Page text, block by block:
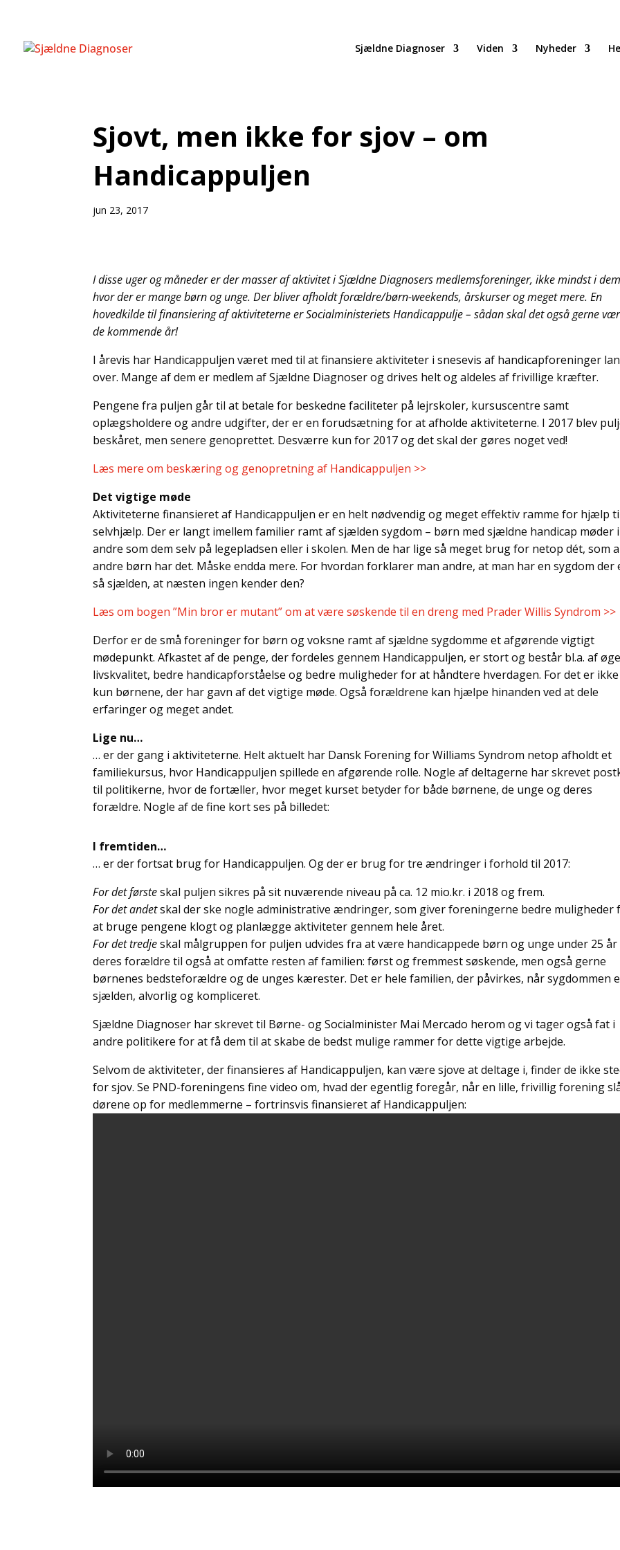
Sjældne Diagnoser Viden Nyheder
Sjovt, men ikke for sjov – om
Handicappuljen
jun 23, 2017
I disse uger og måneder er der masser af aktivitet i Sjældne Diagnosers medlemsforeninger, ikke mindst i
hvor der er mange børn og unge. Der bliver afholdt forældre/børn-weekends, årskurser og meget mere. En
hovedkilde til finansiering af aktiviteterne er Socialministeriets Handicappulje – sådan skal det også gerne
de kommende år!
I årevis har Handicappuljen været med til at finansiere aktiviteter i snesevis af handicapforeninger
over. Mange af dem er medlem af Sjældne Diagnoser og drives helt og aldeles af frivillige kræfter.
Pengene fra puljen går til at betale for beskedne faciliteter på lejrskoler, kursuscentre samt
oplægsholdere og andre udgifter, der er en forudsætning for at afholde aktiviteterne. I 2017 blev
beskåret, men senere genoprettet. Desværre kun for 2017 og det skal der gøres noget ved!
Læs mere om beskæring og genopretning af Handicappuljen >>
Det vigtige møde
Aktiviteterne finansieret af Handicappuljen er en helt nødvendig og meget effektiv ramme for hjælp
selvhjælp. Der er langt imellem familier ramt af sjælden sygdom – børn med sjældne handicap møder
andre som dem selv på legepladsen eller i skolen. Men de har lige så meget brug for netop dét, som
andre børn har det. Måske endda mere. For hvordan forklarer man andre, at man har en sygdom der
så sjælden, at næsten ingen kender den?
Læs om bogen ”Min bror er mutant” om at være søskende til en dreng med Prader Willis Syndrom >>
Derfor er de små foreninger for børn og voksne ramt af sjældne sygdomme et afgørende vigtigt
mødepunkt. Afkastet af de penge, der fordeles gennem Handicappuljen, er stort og består bl.a. af
livskvalitet, bedre handicapforståelse og bedre muligheder for at håndtere hverdagen. For det er ikke
kun børnene, der har gavn af det vigtige møde. Også forældrene kan hjælpe hinanden ved at dele
erfaringer og meget andet.
Lige nu…
… er der gang i aktiviteterne. Helt aktuelt har Dansk Forening for Williams Syndrom netop afholdt et
familiekursus, hvor Handicappuljen spillede en afgørende rolle. Nogle af deltagerne har skrevet
til politikerne, hvor de fortæller, hvor meget kurset betyder for både børnene, de unge og deres
forældre. Nogle af de fine kort ses på billedet:
I fremtiden…
… er der fortsat brug for Handicappuljen. Og der er brug for tre ændringer i forhold til 2017:
For det førsteskal puljen sikres på sit nuværende niveau på ca. 12 mio.kr. i 2018 og frem.
For det andetskal der ske nogle administrative ændringer, som giver foreningerne bedre muligheder
at bruge pengene klogt og planlægge aktiviteter gennem hele året.
For det tredjeskal målgruppen for puljen udvides fra at være handicappede børn og unge under 25
deres forældre til også at omfatte resten af familien: først og fremmest søskende, men også gerne
børnenes bedsteforældre og de unges kærester. Det er hele familien, der påvirkes, når sygdommen
sjælden, alvorlig og kompliceret.
Sjældne Diagnoser har skrevet til Børne- og Socialminister Mai Mercado herom og vi tager også fat i
andre politikere for at få dem til at skabe de bedst mulige rammer for dette vigtige arbejde.
Selvom de aktiviteter, der finansieres af Handicappuljen, kan være sjove at deltage i, finder de ikke
for sjov. Se PND-foreningens fine video om, hvad der egentlig foregår, når en lille, frivillig forening
dørene op for medlemmerne – fortrinsvis finansieret af Handicappuljen: